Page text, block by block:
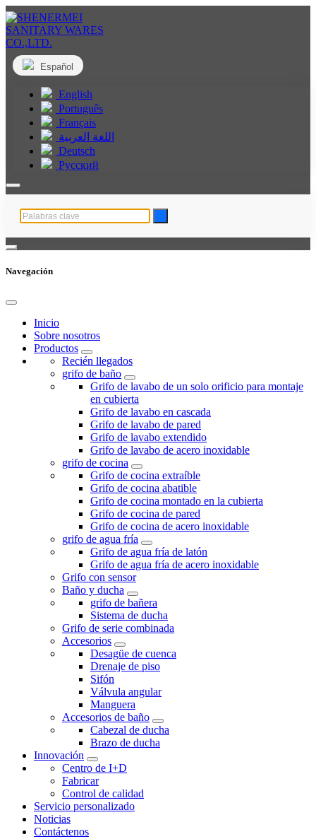
Español
English
Português
Français
اللغة العربية
Deutsch
Русский
Navegación
Inicio
Sobre nosotros
Productos
Recién llegados
grifo de baño
Grifo de lavabo de un solo orificio para montaje
en cubierta
Grifo de lavabo en cascada
Grifo de lavabo de pared
Grifo de lavabo extendido
Grifo de lavabo de acero inoxidable
grifo de cocina
Grifo de cocina extraíble
Grifo de cocina abatible
Grifo de cocina montado en la cubierta
Grifo de cocina de pared
Grifo de cocina de acero inoxidable
grifo de agua fría
Grifo de agua fría de latón
Grifo de agua fría de acero inoxidable
Grifo con sensor
Baño y ducha
grifo de bañera
Sistema de ducha
Grifo de serie combinada
Accesorios
Desagüe de cuenca
Drenaje de piso
Sifón
Válvula angular
Manguera
Accesorios de baño
Cabezal de ducha
Brazo de ducha
Innovación
Centro de I+D
Fabricar
Control de calidad
Servicio personalizado
Noticias
Contáctenos